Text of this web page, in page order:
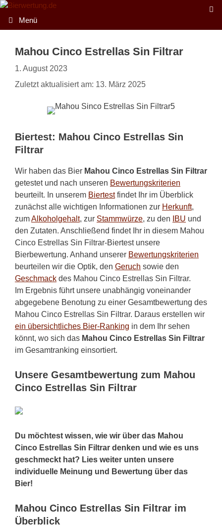
Zum
Inhalt
springen
Menü
Mahou Cinco Estrellas Sin Filtrar
1. August 2023
Zuletzt aktualisiert am: 13. März 2025
Biertest: Mahou Cinco Estrellas Sin
Filtrar
Wir haben das Bier Mahou Cinco Estrellas Sin Filtrar
getestet und nach unseren Bewertungskriterien
beurteilt. In unserem Biertestfindet Ihr im Überblick
zunächst alle wichtigen Informationen zur Herkunft,
zumAlkoholgehalt, zur Stammwürze, zu den IBU und
den Zutaten. Anschließend findet Ihr in diesem Mahou
Cinco Estrellas Sin Filtrar-Biertest unsere
Bierbewertung. Anhand unserer Bewertungskriterien
beurteilen wir die Optik, den Geruch sowie den
Geschmack des Mahou Cinco Estrellas Sin Filtrar.
Im Ergebnis führt unsere unabhängig voneinander
abgegebene Benotung zu einer Gesamtbewertung des
Mahou Cinco Estrellas Sin Filtrar. Daraus erstellen wir
ein übersichtliches Bier-Ranking in dem Ihr sehen
könnt, wo sich das Mahou Cinco Estrellas Sin Filtrar
im Gesamtranking einsortiert.
Unsere Gesamtbewertung zum Mahou
Cinco Estrellas Sin Filtrar
Du möchtest wissen, wie wir über das Mahou
Cinco Estrellas Sin Filtrar denken und wie es uns
geschmeckt hat? Lies weiter unten unsere
individuelle Meinung und Bewertung über das
Bier!
Mahou Cinco Estrellas Sin Filtrar im
Überblick